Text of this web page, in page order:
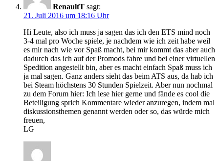
RenaultT sagt:
21. Juli 2016 um 18:16 Uhr
Hi Leute, also ich muss ja sagen das ich den ETS mind noch
3-4 mal pro Woche spiele, je nachdem wie ich zeit habe weil
es mir nach wie vor Spaß macht, bei mir kommt das aber auch
dadurch das ich auf der Promods fahre und bei einer virtuellen
Spedition angestellt bin, aber es macht einfach Spaß muss ich
ja mal sagen. Ganz anders sieht das beim ATS aus, da hab ich
bei Steam höchstens 30 Stunden Spielzeit. Aber nun nochmal
zu dem Forum hier: Ich lese hier gerne und fände es cool die
Beteiligung sprich Kommentare wieder anzuregen, indem mal
diskussionsthemen genannt werden oder so, das würde mich
freuen,
LG